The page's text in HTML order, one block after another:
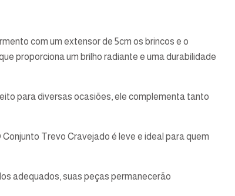
com um extensor de 5cm os brincos e o
proporciona um brilho radiante e uma durabilidade
para diversas ocasiões, ele complementa tanto
Trevo Cravejado é leve e ideal para quem
adequados, suas peças permanecerão